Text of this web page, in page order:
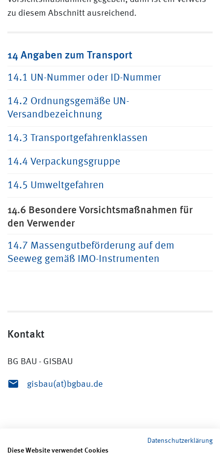
zu diesem Abschnitt ausreichend.
14 Angaben zum Transport
14.1 UN-Nummer oder ID-Nummer
14.2 Ordnungsgemäße UN-
Versandbezeichnung
14.3 Transportgefahrenklassen
14.4 Verpackungsgruppe
14.5 Umweltgefahren
14.6 Besondere Vorsichtsmaßnahmen für
den Verwender
14.7 Massengutbeförderung auf dem
Seeweg gemäß IMO-Instrumenten
Kontakt
BG BAU - GISBAU
gisbau(at)bgbau.de
Datenschutzerklärung
Diese Website verwendet Cookies